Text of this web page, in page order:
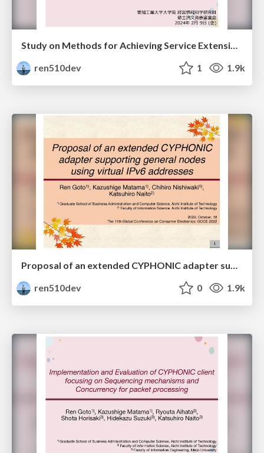
Study on Methods for Achieving Service Extensibility in Secure Overlay Network Systems
ren510dev
1 1.9k
Proposal of an extended CYPHONIC adapter supporting general nodes using virtual IPv6 addresses
ren510dev
0 1.9k